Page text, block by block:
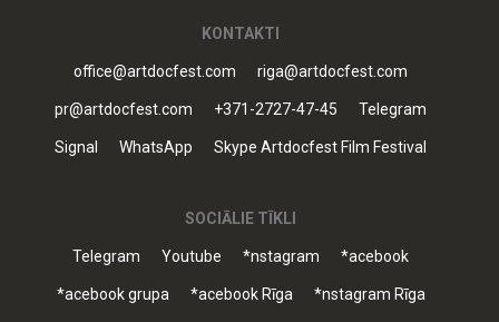
KONTAKTI
office@artdocfest.com riga@artdocfest.com
pr@artdocfest.com +371-2727-47-45 Telegram
Signal WhatsApp Skype Artdocfest Film Festival
SOCIĀLIE TĪKLI
Telegram Youtube *nstagram *acebook
*acebook grupa *acebook Rīga *nstagram Rīga